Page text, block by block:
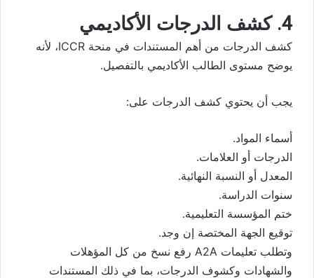
4. كشف الدرجات الأكاديمي
كشف الدرجات من أهم المستندات في منحة ICCR، لأنه
يوضح مستوى الطالب الأكاديمي بالتفصيل.
يجب أن يحتوي كشف الدرجات على:
أسماء المواد.
الدرجات أو العلامات.
المعدل أو النسبة النهائية.
سنوات الدراسة.
ختم المؤسسة التعليمية.
توقيع الجهة المختصة إن وجد.
وتطلب تعليمات A2A رفع نسخ من كل المؤهلات
والشهادات وكشوف الدرجات، بما في ذلك المستندات